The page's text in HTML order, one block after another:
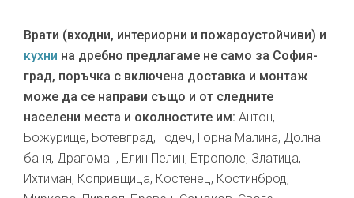
Врати (входни, интериорни и пожароустойчиви) и
кухни на дребно предлагаме не само за София-
град, поръчка с включена доставка и монтаж
може да се направи също и от следните
населени места и околностите им: Антон,
Божурище, Ботевград, Годеч, Горна Малина, Долна
баня, Драгоман, Елин Пелин, Етрополе, Златица,
Ихтиман, Копривщица, Костенец, Костинброд,